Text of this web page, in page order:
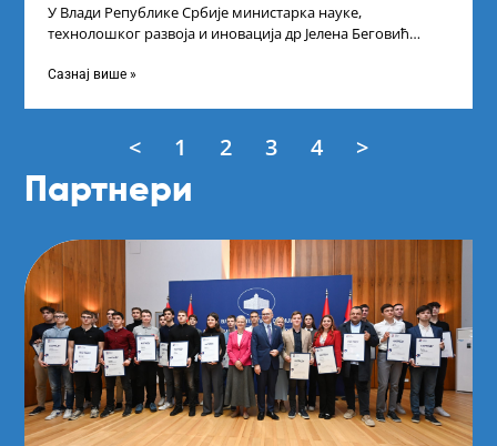
У Влади Републике Србије министарка науке,
технолошког развоја и иновација др Јелена Беговић
Сазнај више »
< 1 2 3 4 >
Партнери